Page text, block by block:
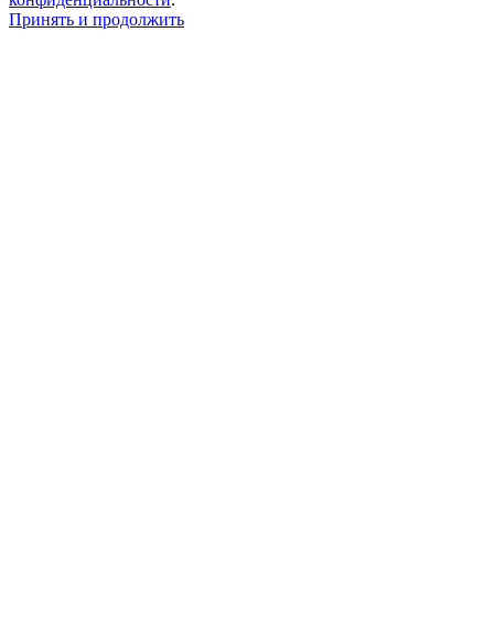
Принять и продолжить